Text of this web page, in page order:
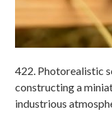
422. Photorealistic
constructing a
industrious